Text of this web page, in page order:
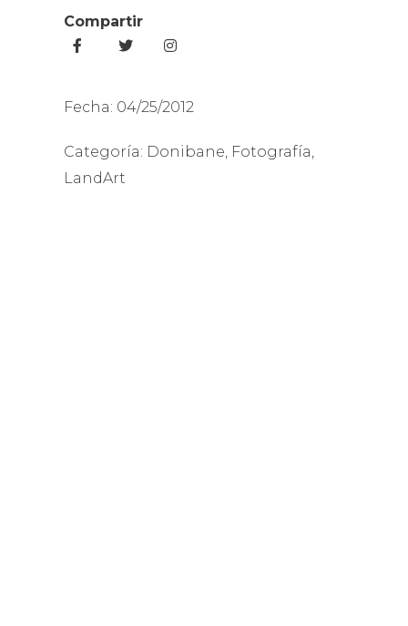
Compartir
Fecha: 04/25/2012
Categoría: Donibane, Fotografía,
LandArt